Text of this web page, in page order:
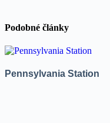
Podobné články
Pennsylvania Station